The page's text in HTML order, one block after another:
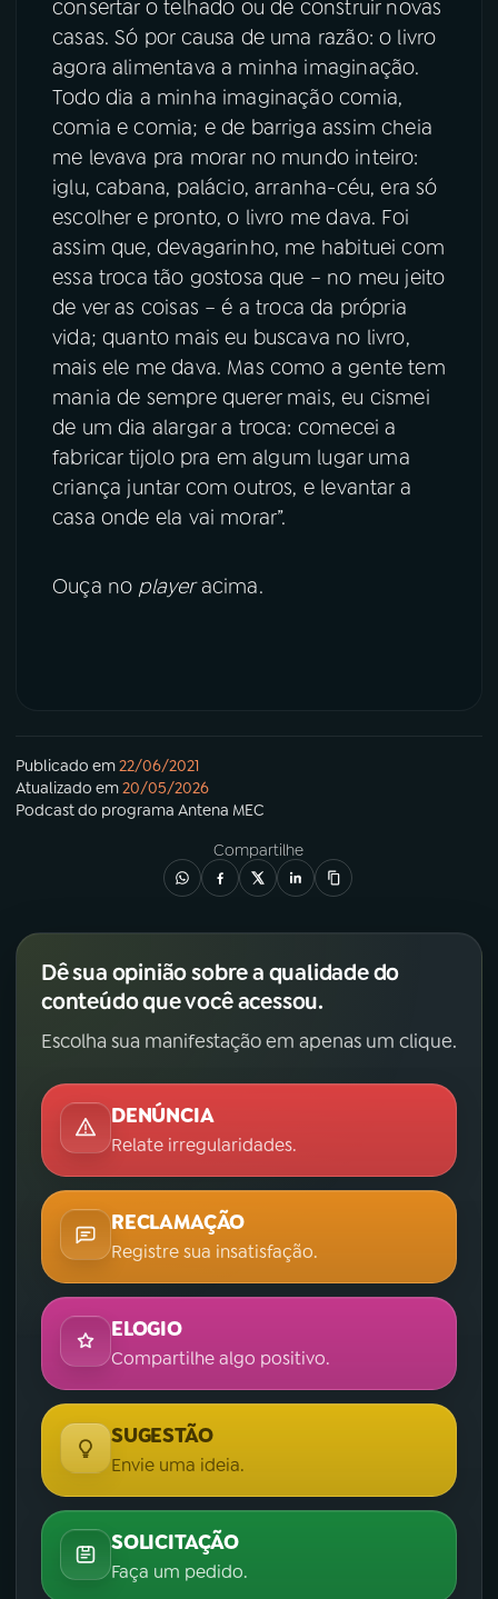
consertar o telhado ou de construir novas
casas. Só por causa de uma razão: o livro
agora alimentava a minha imaginação.
Todo dia a minha imaginação comia,
comia e comia; e de barriga assim cheia
me levava pra morar no mundo inteiro:
iglu, cabana, palácio, arranha-céu, era só
escolher e pronto, o livro me dava. Foi
assim que, devagarinho, me habituei com
essa troca tão gostosa que – no meu jeito
de ver as coisas – é a troca da própria
vida; quanto mais eu buscava no livro,
mais ele me dava. Mas como a gente tem
mania de sempre querer mais, eu cismei
de um dia alargar a troca: comecei a
fabricar tijolo pra em algum lugar uma
criança juntar com outros, e levantar a
casa onde ela vai morar”.
Ouça no playeracima.
Publicado em22/06/2021
Atualizado em20/05/2026
Podcastdo programa Antena MEC
Compartilhe
Dê sua opinião sobre a qualidade do
conteúdo que você acessou.
Escolha sua manifestação em apenas um clique.
DENÚNCIA
Relate irregularidades.
RECLAMAÇÃO
Registre sua insatisfação.
ELOGIO
Compartilhe algo positivo.
SUGESTÃO
Envie uma ideia.
SOLICITAÇÃO
Faça um pedido.